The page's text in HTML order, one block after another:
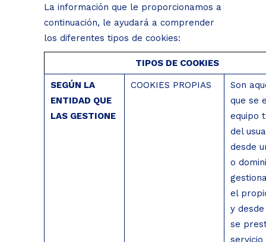
La información que le proporcionamos a
continuación, le ayudará a comprender
los diferentes tipos de cookies:
TIPOS DE COOKIES
SEGÚN LA
ENTIDAD QUE
LAS GESTIONE
COOKIES PROPIAS
Son
que se
equipo
del
desde
o
el
y
se
servicio